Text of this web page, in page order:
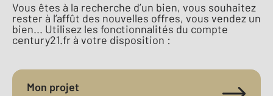
Vous êtes à la recherche d’un bien, vous souhaitez
rester à l’affût des nouvelles offres, vous vendez un
bien... Utilisez les fonctionnalités du compte
century21.fr à votre disposition :
Mon projet